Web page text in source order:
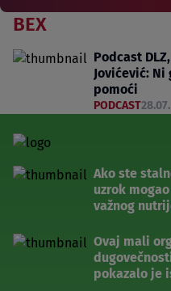
BEX
Podcast
Jovićević:
pomoći
PODCAST28.07.
Ako ste
uzrok
važnog
Ovaj mali
pokazalo je